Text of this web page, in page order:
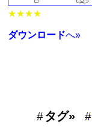
★★★★
ダウンロードへ»
タグ»